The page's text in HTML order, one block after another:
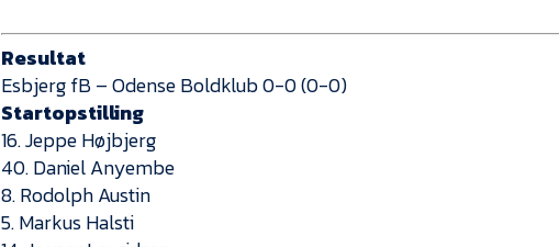
Resultat
Esbjerg fB – Odense Boldklub 0-0 (0-0)
Startopstilling
16. Jeppe Højbjerg
40. Daniel Anyembe
8. Rodolph Austin
5. Markus Halsti